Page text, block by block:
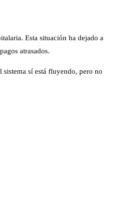
Esta situación ha dejado a
atrasados.
sistema sí está fluyendo, pero no